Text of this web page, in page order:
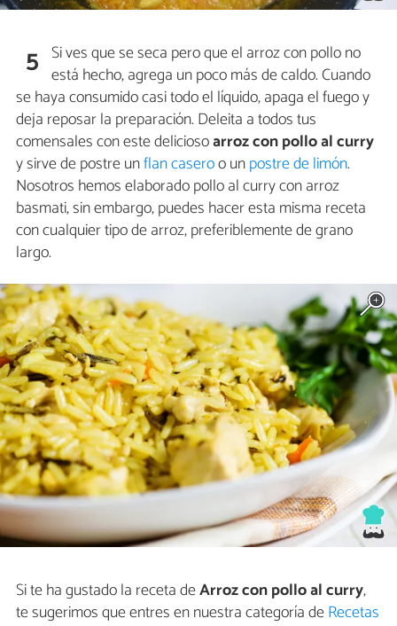
5 Si ves que se seca pero que el arroz con pollo no
está hecho, agrega un poco más de caldo. Cuando
se haya consumido casi todo el líquido, apaga el fuego y
deja reposar la preparación. Deleita a todos tus
comensales con este deliciosoarroz con pollo al curry
y sirve de postre unflan caseroo unpostre de limón.
Nosotros hemos elaborado pollo al curry con arroz
basmati, sin embargo, puedes hacer esta misma receta
con cualquier tipo de arroz, preferiblemente de grano
largo.
Si te ha gustado la receta deArroz con pollo al curry,
te sugerimos que entres en nuestra categoría deRecetas